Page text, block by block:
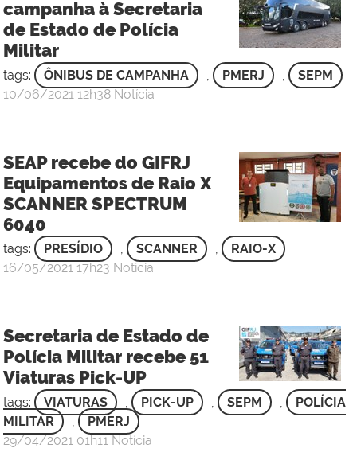
Carneiro
-
3
Sgt
campanha à Secretaria
de Estado de Polícia
Militar
tags: ÔNIBUS DE CAMPANHA PMERJ
SEPM
por
Oliveira
Carneiro
-
3
Sgt
publicado
10/06/2021 12h38 Notícia
SEAP recebe do GIFRJ
Equipamentos de Raio X
SCANNER SPECTRUM
6040
tags: PRESÍDIO , SCANNER ,
RAIO-X
por
Silva
Fonseca
-
Maj
publicado
16/05/2021 17h23 Notícia
Secretaria de Estado de
Polícia Militar recebe 51
Viaturas Pick-UP
tags: VIATURAS , PICK-UP , SEPM ,
POLÍCIA
MILITAR
,
PMERJ
por
publicado
29/04/2021 01h11 Notícia